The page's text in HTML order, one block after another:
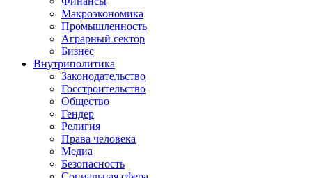
Макроэкономика
Промышленность
Аграрный сектор
Бизнес
Внутриполитика
Законодательство
Госстроительство
Общество
Гендер
Религия
Права человека
Медиа
Безопасность